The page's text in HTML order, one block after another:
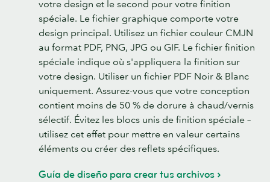
votre design et le second pour votre finition
spéciale. Le fichier graphique comporte votre
design principal. Utilisez un fichier couleur CMJN
au format PDF, PNG, JPG ou GIF. Le fichier finition
spéciale indique où s'appliquera la finition sur
votre design. Utiliser un fichier PDF Noir & Blanc
uniquement. Assurez-vous que votre conception
contient moins de 50 % de dorure à chaud/vernis
sélectif. Évitez les blocs unis de finition spéciale –
utilisez cet effet pour mettre en valeur certains
éléments ou créer des reflets spécifiques.
Guía de diseño para crear tus archivos